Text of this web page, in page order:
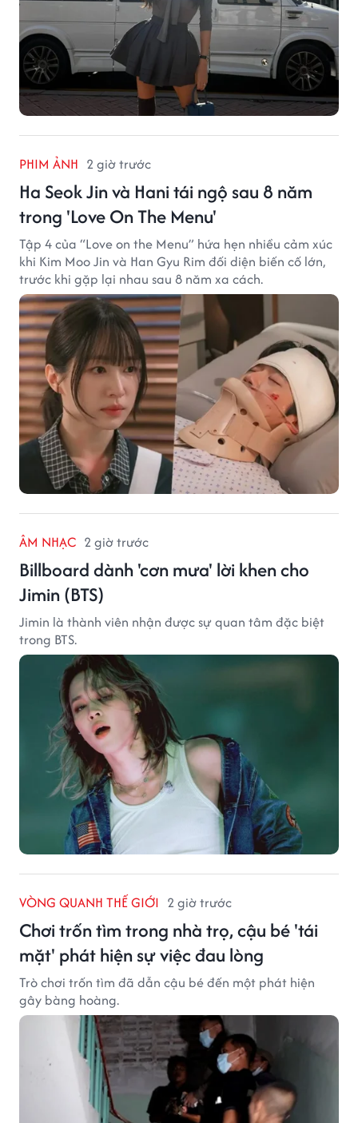
PHIM ẢNH 2 giờ trước
Ha Seok Jin và Hani tái ngộ sau 8 năm
trong 'Love On The Menu'
Tập 4 của “Love on the Menu” hứa hẹn nhiều cảm xúc
khi Kim Moo Jin và Han Gyu Rim đối diện biến cố lớn,
trước khi gặp lại nhau sau 8 năm xa cách.
ÂM NHẠC 2 giờ trước
Billboard dành 'cơn mưa' lời khen cho
Jimin (BTS)
Jimin là thành viên nhận được sự quan tâm đặc biệt
trong BTS.
VÒNG QUANH THẾ GIỚI 2 giờ trước
Chơi trốn tìm trong nhà trọ, cậu bé 'tái
mặt' phát hiện sự việc đau lòng
Trò chơi trốn tìm đã dẫn cậu bé đến một phát hiện
gây bàng hoàng.